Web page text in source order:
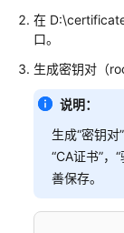
景-
用
MQTT.fx
接
入
设
备
放
在
口。
生成密钥对（
说明：
生成“密钥对
“CA证书”，
善保存。